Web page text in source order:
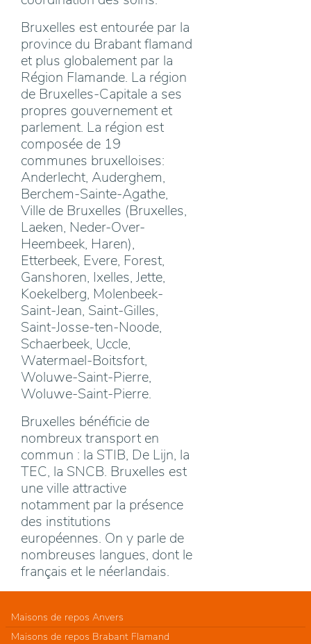
Bruxelles est entourée par la
province du Brabant flamand
et plus globalement par la
Région Flamande. La région
de Bruxelles-Capitale a ses
propres gouvernement et
parlement. La région est
composée de 19
communes bruxelloises:
Anderlecht, Auderghem,
Berchem-Sainte-Agathe,
Ville de Bruxelles (Bruxelles,
Laeken, Neder-Over-
Heembeek, Haren),
Etterbeek, Evere, Forest,
Ganshoren, Ixelles, Jette,
Koekelberg, Molenbeek-
Saint-Jean, Saint-Gilles,
Saint-Josse-ten-Noode,
Schaerbeek, Uccle,
Watermael-Boitsfort,
Woluwe-Saint-Pierre,
Woluwe-Saint-Pierre.
Bruxelles bénéficie de
nombreux transport en
commun : la STIB, De Lijn, la
TEC, la SNCB. Bruxelles est
une ville attractive
notamment par la présence
des institutions
européennes. On y parle de
nombreuses langues, dont le
français et le néerlandais.
Maisons de repos Anvers
Maisons de repos Brabant Flamand